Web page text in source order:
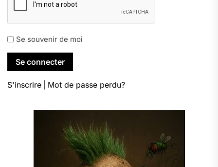
Se souvenir de moi
S'inscrire Mot de passe perdu?